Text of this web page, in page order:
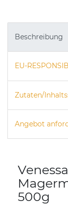
Beschreibung
EU-
Zutaten/
Angebot
500g